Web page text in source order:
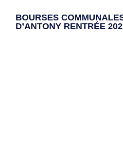
BOURSES
D’ANTONY RENTRÉE